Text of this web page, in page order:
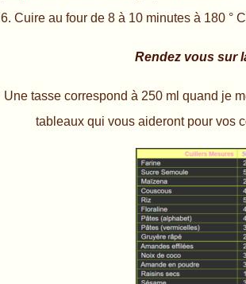
6. Cuire au four de 8 à 10 minutes à 180 °
Rendez vous sur
Une tasse correspond à 250 ml quand je
tableaux qui vous aideront pour vos